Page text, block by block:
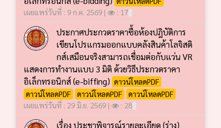
เผยแพร่วันที่ : 9 ก.ค. 2569 |
: 17
ประกาศประกวดราคาซื้อห้องปฎิบัติการ
เขียนโปรแกรมออกแบบคลังสินค้าโลจิสติ
กส์เสมือนจริงสามารถเชื่อมต่อกับแว่น VR
แสดงการทำงานแบบ 3 มิติ ด้วยวิธีประกวดราคา
อิเล็กทรอนิกส์ (e-biffing) ดาวน์โหลดPDF
ดาวน์โหลดPDF
ดาวน์โหลดPDF
ดาวน์โหลดPDF
เผยแพร่วันที่ : 29 มิ.ย. 2569 |
: 28
เรื่อง ประชาพิจารณ์รายละเอียด (ร่าง)